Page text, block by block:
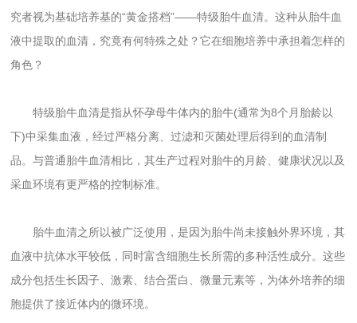
究者视为基础培养基的“黄金搭档”——特级胎牛血清。这种从胎牛血
液中提取的血清，究竟有何特殊之处？它在细胞培养中承担着怎样的
角色？
特级胎牛血清是指从怀孕母牛体内的胎牛(通常为8个月胎龄以
下)中采集血液，经过严格分离、过滤和灭菌处理后得到的血清制
品。与普通胎牛血清相比，其生产过程对胎牛的月龄、健康状况以及
采血环境有更严格的控制标准。
胎牛血清之所以被广泛使用，是因为胎牛尚未接触外界环境，其
血液中抗体水平较低，同时富含细胞生长所需的多种活性成分。这些
成分包括生长因子、激素、结合蛋白、微量元素等，为体外培养的细
胞提供了接近体内的微环境。